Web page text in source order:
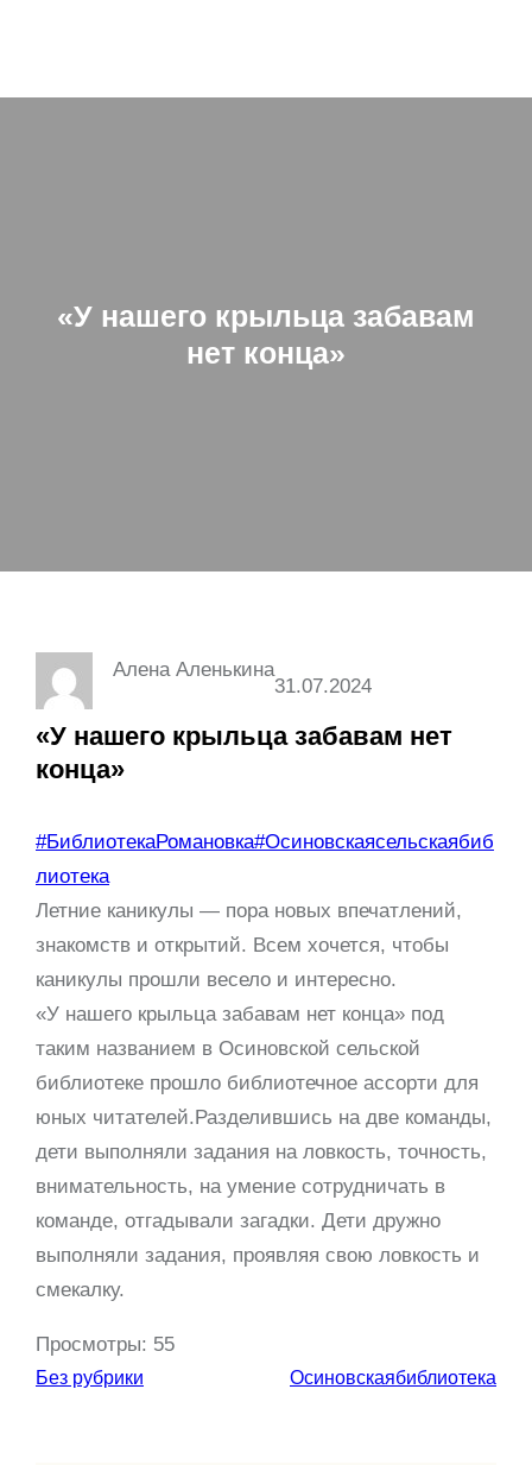
«У нашего крыльца забавам
нет конца»
Алена Аленькина
31.07.2024
«У нашего крыльца забавам нет
конца»
#БиблиотекаРомановка#Осиновскаясельскаябиб
лиотека
Летние каникулы — пора новых впечатлений,
знакомств и открытий. Всем хочется, чтобы
каникулы прошли весело и интересно.
«У нашего крыльца забавам нет конца» под
таким названием в Осиновской сельской
библиотеке прошло библиотечное ассорти для
юных читателей.Разделившись на две команды,
дети выполняли задания на ловкость, точность,
внимательность, на умение сотрудничать в
команде, отгадывали загадки. Дети дружно
выполняли задания, проявляя свою ловкость и
смекалку.
Просмотры: 55
Без рубрики Осиновскаябиблиотека